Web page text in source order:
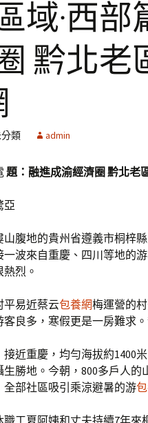
域·西部
黔北老
類 admin
題：融進成渝經濟圈 黔北老
亞
腹地的貴州省遵義市桐梓
波來自重慶、四川等地的
烈。
平易近蔡云包養網梅運營的
良多，寒假更是一房難求。
近重慶，均勻海拔約1400
勝地。今朝，800多戶人
部社區吸引乘涼避暑的游
職工夏阿姨和丈夫持續7年來